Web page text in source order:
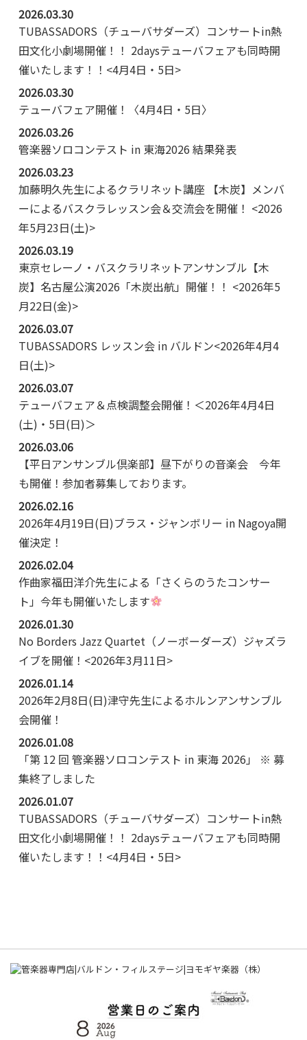
2026.03.30
TUBASSADORS（チューバサダーズ）コンサートin熱
田文化小劇場開催！！ 2daysテューバフェアも同時開
催いたします！！<4月4日・5日>
2026.03.30
テューバフェア開催！〈4月4日・5日〉
2026.03.26
管楽器ソロコンテスト in 東海2026 結果発表
2026.03.23
加藤明久先生によるクラリネット講座 【木炭】メンバ
ーによるバスクラレッスン会＆交流会を開催！ <2026
年5月23日(土)>
2026.03.19
東京セレーノ・バスクラリネットアンサンブル【木
炭】名古屋公演2026「木炭出航」開催！！ <2026年5
月22日(金)>
2026.03.07
TUBASSADORS レッスン会 in バルドン<2026年4月4
日(土)>
2026.03.07
テューバフェア＆点検調整会開催！＜2026年4月4日
(土)・5日(日)＞
2026.03.06
【平日アンサンブル倶楽部】昼下がりの音楽会 今年
も開催！参加者募集しております。
2026.02.16
2026年4月19日(日)ブラス・ジャンボリー in Nagoya開
催決定！
2026.02.04
作曲家福田洋介先生による「さくらのうたコンサー
ト」今年も開催いたします
2026.01.30
No Borders Jazz Quartet（ノーボーダーズ）ジャズラ
イブを開催！<2026年3月11日>
2026.01.14
2026年2月8日(日)津守先生によるホルンアンサンブル
会開催！
2026.01.08
「第 12 回 管楽器ソロコンテスト in 東海 2026」 ※ 募
集終了しました
2026.01.07
TUBASSADORS（チューバサダーズ）コンサートin熱
田文化小劇場開催！！ 2daysテューバフェアも同時開
催いたします！！<4月4日・5日>